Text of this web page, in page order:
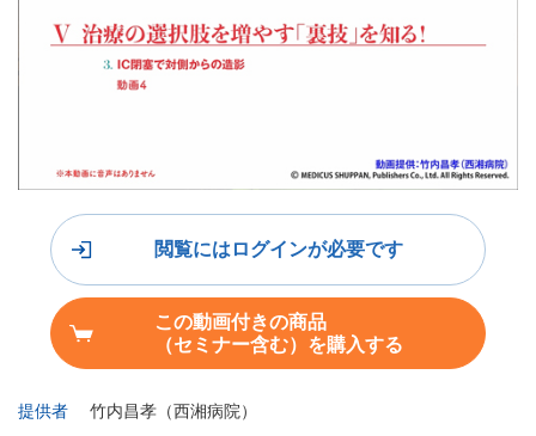
提供者
竹内昌孝（西湘病院）
閲覧にはログインが必要です
この動画付きの商品
（セミナー含む）を購入する